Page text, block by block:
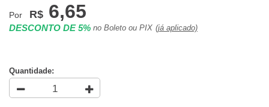
Por R$ 6,65
DESCONTO DE 5% no Boleto ou PIX (já aplicado)
Quantidade: